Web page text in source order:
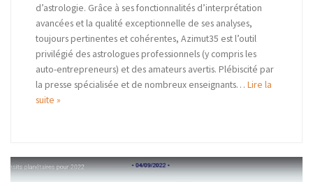
d’astrologie. Grâce à ses fonctionnalités d’interprétation
avancées et la qualité exceptionnelle de ses analyses,
toujours pertinentes et cohérentes, Azimut35 est l’outil
privilégié des astrologues professionnels (y compris les
auto-entrepreneurs) et des amateurs avertis. Plébiscité par
la presse spécialisée et de nombreux enseignants… Lire la
suite »